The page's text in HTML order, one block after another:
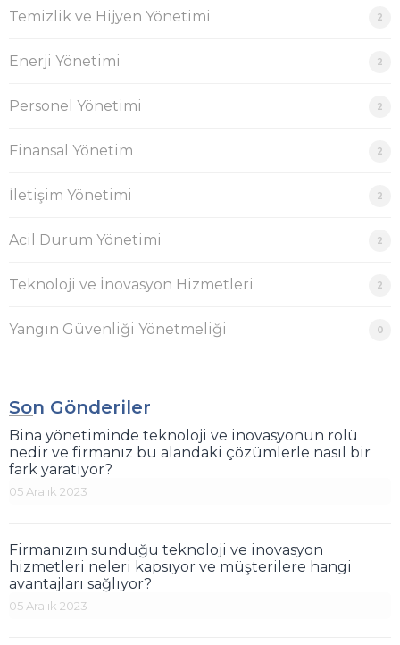
Temizlik ve Hijyen Yönetimi 2
Enerji Yönetimi 2
Personel Yönetimi 2
Finansal Yönetim 2
İletişim Yönetimi 2
Acil Durum Yönetimi 2
Teknoloji ve İnovasyon Hizmetleri 2
Yangın Güvenliği Yönetmeliği 0
Son Gönderiler
Bina yönetiminde teknoloji ve inovasyonun rolü
nedir ve firmanız bu alandaki çözümlerle nasıl bir
fark yaratıyor?
05 Aralık 2023
Firmanızın sunduğu teknoloji ve inovasyon
hizmetleri neleri kapsıyor ve müşterilere hangi
avantajları sağlıyor?
05 Aralık 2023